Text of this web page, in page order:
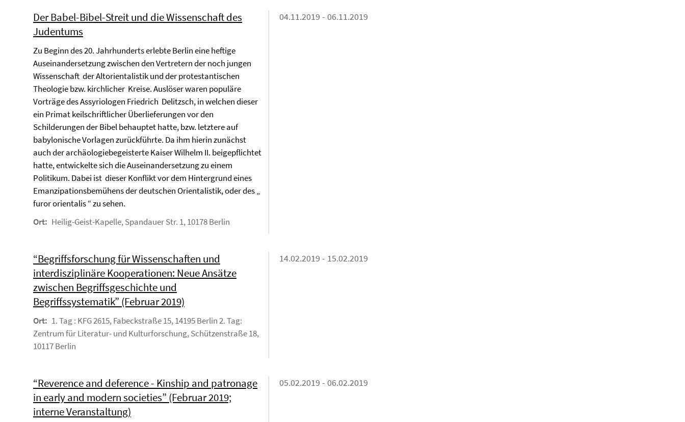
Der Babel-Bibel-Streit und die Wissenschaft des
Judentums
Zu Beginn des 20. Jahrhunderts erlebte Berlin eine heftige
Auseinandersetzung zwischen den Vertretern der noch jungen
Wissenschaft der Altorientalistik und der protestantischen
Theologie bzw. kirchlicher Kreise. Auslöser waren populäre
Vorträge des Assyriologen Friedrich Delitzsch, in welchen dieser
ein Primat keilschriftlicher Überlieferungen vor den
Schilderungen der Bibel behauptet hatte, bzw. letztere auf
babylonische Vorlagen zurückführte. Da ihm hierin zunächst
auch der archäologiebegeisterte Kaiser Wilhelm II. beigepflichtet
hatte, entwickelte sich die Auseinandersetzung zu einem
Politikum. Dabei ist dieser Konflikt vor dem Hintergrund eines
Emanzipationsbemühens der deutschen Orientalistik, oder des „
furor orientalis “ zu sehen.
Ort: Heilig-Geist-Kapelle, Spandauer Str. 1, 10178 Berlin
04.11.2019 - 06.11.2019
“Begriffsforschung für Wissenschaften und
interdisziplinäre Kooperationen: Neue Ansätze
zwischen Begriffsgeschichte und
Begriffssystematik” (Februar 2019)
Ort: 1. Tag : KFG 2615, Fabeckstraße 15, 14195 Berlin 2. Tag:
Zentrum für Literatur- und Kulturforschung, Schützenstraße 18,
10117 Berlin
14.02.2019 - 15.02.2019
“Reverence and deference - Kinship and patronage
in early and modern societies” (Februar 2019;
interne Veranstaltung)
05.02.2019 - 06.02.2019